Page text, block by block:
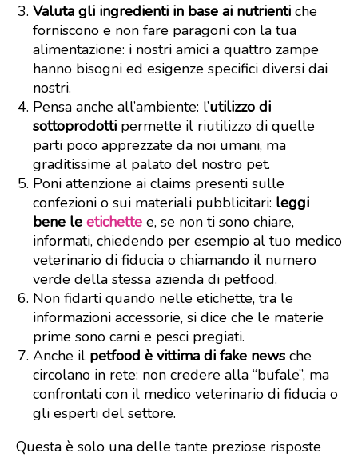
Valuta gli ingredienti in base ai nutrienti che
forniscono e non fare paragoni con la tua
alimentazione: i nostri amici a quattro zampe
hanno bisogni ed esigenze specifici diversi dai
nostri.
Pensa anche all’ambiente: l’utilizzo di
sottoprodotti permette il riutilizzo di quelle
parti poco apprezzate da noi umani, ma
graditissime al palato del nostro pet.
Poni attenzione ai claims presenti sulle
confezioni o sui materiali pubblicitari: leggi
bene le etichette e, se non ti sono chiare,
informati, chiedendo per esempio al tuo medico
veterinario di fiducia o chiamando il numero
verde della stessa azienda di petfood.
Non fidarti quando nelle etichette, tra le
informazioni accessorie, si dice che le materie
prime sono carni e pesci pregiati.
Anche il petfood è vittima di fake news che
circolano in rete: non credere alla “bufale”, ma
confrontati con il medico veterinario di fiducia o
gli esperti del settore.
Questa è solo una delle tante preziose risposte